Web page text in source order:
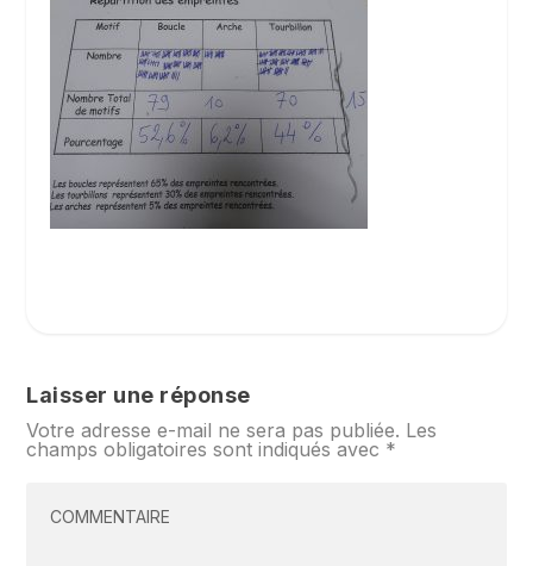
Laisser une réponse
Votre adresse e-mail ne sera pas publiée. Les
champs obligatoires sont indiqués avec *